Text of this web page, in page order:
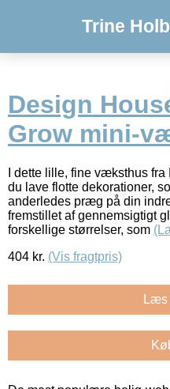
Trine
Design
Grow mini-
I dette lille, fine væksthus
du lave flotte dekorationer,
anderledes præg på din
fremstillet af gennemsigtigt
forskellige størrelser, som
404 kr. (Vis fragtpris)
Læs